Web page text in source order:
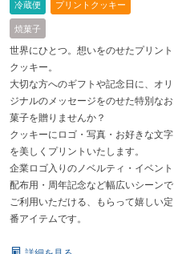
冷蔵便 プリントクッキー
焼菓子
世界にひとつ。想いをのせたプリント
クッキー。
大切な方へのギフトや記念日に、オリ
ジナルのメッセージをのせた特別なお
菓子を贈りませんか？
クッキーにロゴ・写真・お好きな文字
を美しくプリントいたします。
企業ロゴ入りのノベルティ・イベント
配布用・周年記念など幅広いシーンで
ご利用いただける、もらって嬉しい定
番アイテムです。